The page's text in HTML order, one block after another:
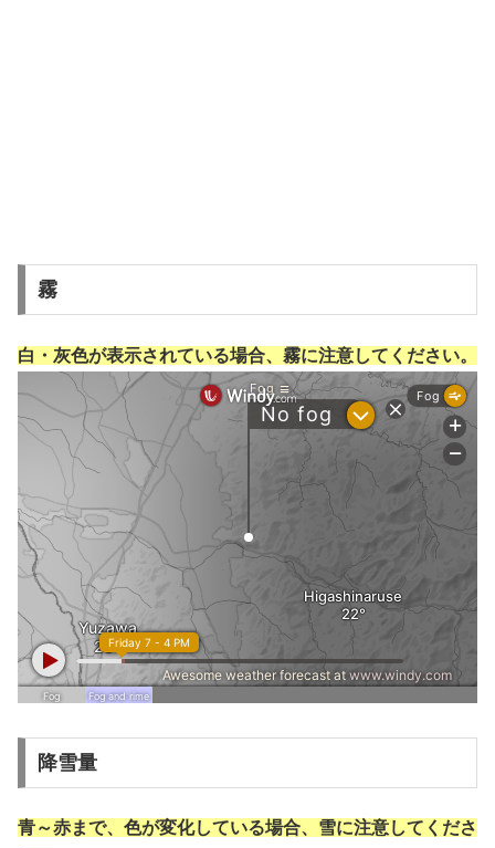
霧
白・灰色が表示されている場合、霧に注意してください。
降雪量
青～赤まで、色が変化している場合、雪に注意してくださ